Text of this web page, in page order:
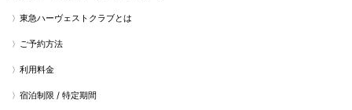
東急ハーヴェストクラブとは
ご予約方法
利用料金
宿泊制限 / 特定期間